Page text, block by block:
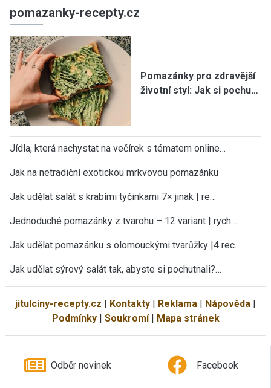
pomazanky-recepty.cz
Pomazánky pro zdravější
životní styl: Jak si pochu…
Jídla, která nachystat na večírek s tématem online…
Jak na netradiční exotickou mrkvovou pomazánku
Jak udělat salát s krabími tyčinkami 7× jinak | re…
Jednoduché pomazánky z tvarohu – 12 variant | rych…
Jak udělat pomazánku s olomouckými tvarůžky |4 rec…
Jak udělat sýrový salát tak, abyste si pochutnali?…
jitulciny-recepty.cz | Kontakty | Reklama | Nápověda |
Podmínky| Soukromí| Mapa stránek
Odběr novinek Facebook